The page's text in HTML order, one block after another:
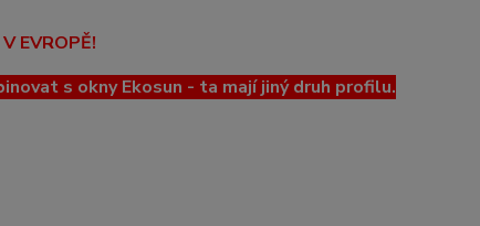
EVROPĚ!
s okny Ekosun - ta mají jiný druh profilu.